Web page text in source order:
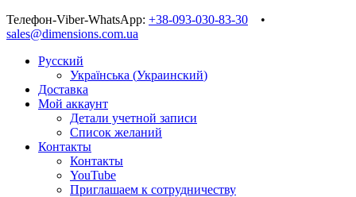
Телефон-Viber-WhatsApp: +38-093-030-83-30 •
sales@dimensions.com.ua
Русский
Українська (Украинский)
Доставка
Мой аккаунт
Детали учетной записи
Список желаний
Контакты
Контакты
YouTube
Приглашаем к сотрудничеству